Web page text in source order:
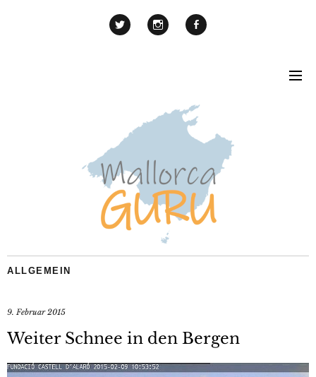
ALLGEMEIN
9. Februar 2015
Weiter Schnee in den Bergen